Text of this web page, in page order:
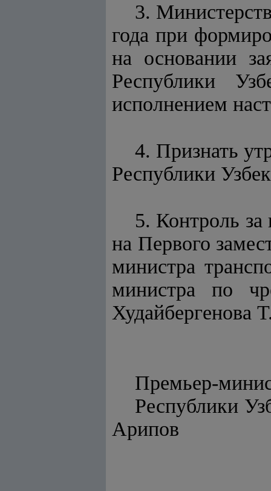
3.
года при
на основании
Республики
исполнением
4. Признать
Республики
5. Контроль за
на Первого
министра
министра по
Худайбергенова
Премьер-
Арипов